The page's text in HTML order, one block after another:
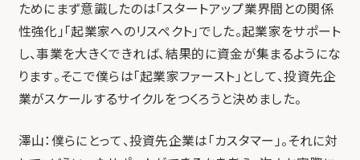
ためにまず意識したのは「スタートアップ業界間との関係
性強化」「起業家へのリスペクト」でした。起業家をサポート
し、事業を大きくできれば、結果的に資金が集まるようにな
ります。そこで僕らは「起業家ファースト」として、投資先企
業がスケールするサイクルをつくろうと決めました。
澤山：僕らにとって、投資先企業は「カスタマー」。それに対